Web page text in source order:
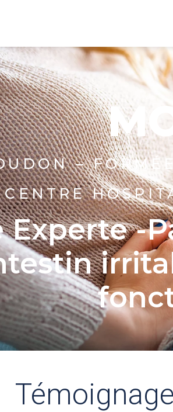
–
CENTRE
Experte -